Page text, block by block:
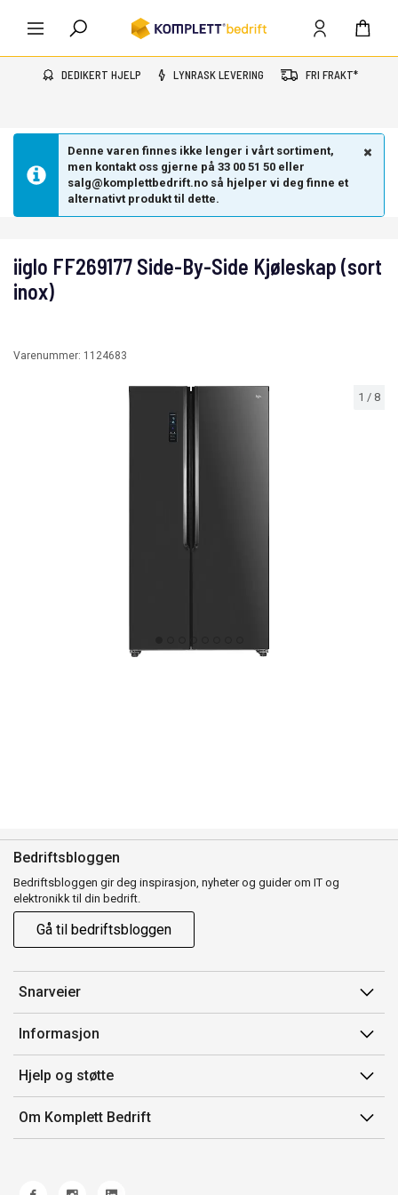
DEDIKERT HJELP LYNRASK LEVERING FRI FRAKT*
Denne varen finnes ikke lenger i vårt sortiment,
men kontakt oss gjerne på 33 00 51 50 eller
salg@komplettbedrift.no så hjelper vi deg finne et
alternativt produkt til dette.
1 / 8
iiglo FF269177 Side-By-Side Kjøleskap (sort
inox)
Varenummer: 1124683
Bedriftsbloggen
Bedriftsbloggen gir deg inspirasjon, nyheter og guider om IT og
elektronikk til din bedrift.
Gå til bedriftsbloggen
Snarveier
Min side
Ordreoversikt
Mine produkter
Informasjon
Salgsbetingelser
Avtalevilkår for Komplett Bedrift Pluss
Produsenter
Hjelp og støtte
Kontakt oss
Retur
Om Komplett Bedrift